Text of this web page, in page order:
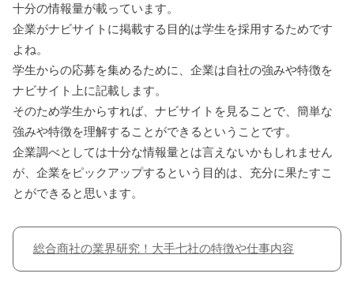
十分の情報量が載っています。
企業がナビサイトに掲載する目的は学生を採用するためです
よね。
学生からの応募を集めるために、企業は自社の強みや特徴を
ナビサイト上に記載します。
そのため学生からすれば、ナビサイトを見ることで、簡単な
強みや特徴を理解することができるということです。
企業調べとしては十分な情報量とは言えないかもしれません
が、企業をピックアップするという目的は、充分に果たすこ
とができると思います。
総合商社の業界研究！大手七社の特徴や仕事内容